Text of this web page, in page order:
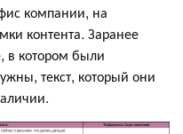
компании, на
контента. Заранее
в котором были
текст, который они